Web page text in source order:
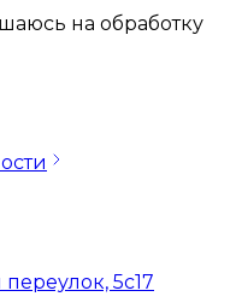
на обработку
5с17